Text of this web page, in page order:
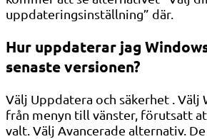
uppdateringsinställning” där.
Hur uppdaterar jag
senaste versionen?
Välj Uppdatera och säkerhet . Välj
från menyn till vänster, förutsatt
valt. Välj Avancerade alternativ.